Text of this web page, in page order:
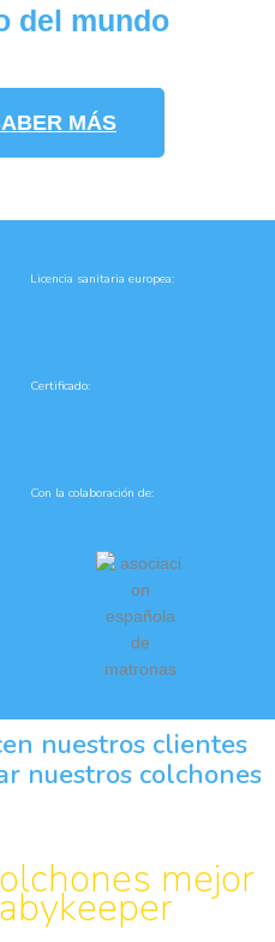
del mundo
MÁS
Licencia sanitaria europea:
Certificado:
Con la colaboración de:
nuestros clientes
nuestros colchones
mejor